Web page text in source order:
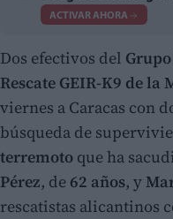
ACTIVAR AHORA
Dos efectivos del
Rescate GEIR-K9 de la
viernes a Caracas con
búsqueda de
terremoto que ha
Pérez, de 62 años, y
rescatistas alicantinos